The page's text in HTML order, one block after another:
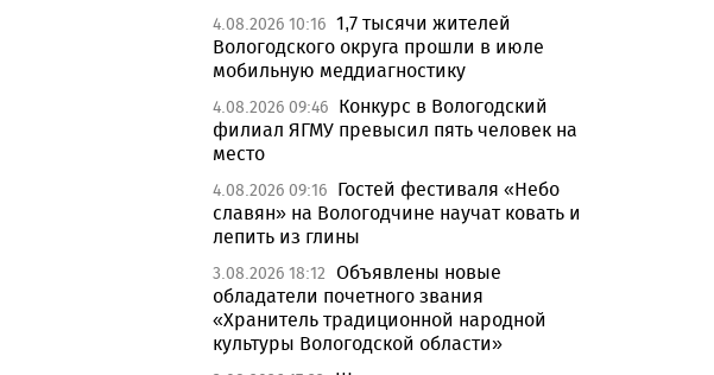
4.08.2026 10:16 1,7 тысячи жителей
Вологодского округа прошли в июле
мобильную меддиагностику
4.08.2026 09:46 Конкурс в Вологодский
филиал ЯГМУ превысил пять человек на
место
4.08.2026 09:16 Гостей фестиваля «Небо
славян» на Вологодчине научат ковать и
лепить из глины
3.08.2026 18:12 Объявлены новые
обладатели почетного звания
«Хранитель традиционной народной
культуры Вологодской области»